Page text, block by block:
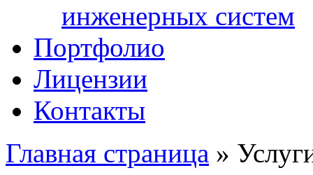
инженерных систем
Портфолио
Лицензии
Контакты
Главная страница »